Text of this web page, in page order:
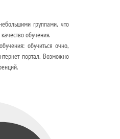
группами, что
обучения.
обучиться очно,
портал. Возможно